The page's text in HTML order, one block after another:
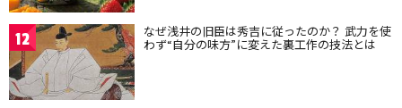
12 なぜ浅井の旧臣は秀吉に従ったのか？ 武力を使
わず“自分の味方”に変えた裏工作の技法とは